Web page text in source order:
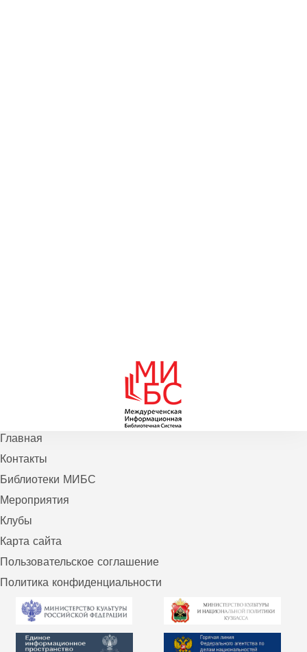
Главная
Контакты
Библиотеки МИБС
Мероприятия
Клубы
Карта сайта
Пользовательское соглашение
Политика конфиденциальности